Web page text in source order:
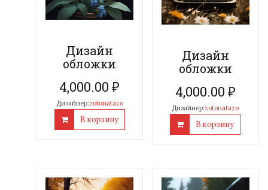
Дизайн
обложки
4,000.00₽
Дизайнер:zotonatazo
В корзину
Дизайн
обложки
4,000.00 ₽
Дизайнер:zotonatazo
В корзину